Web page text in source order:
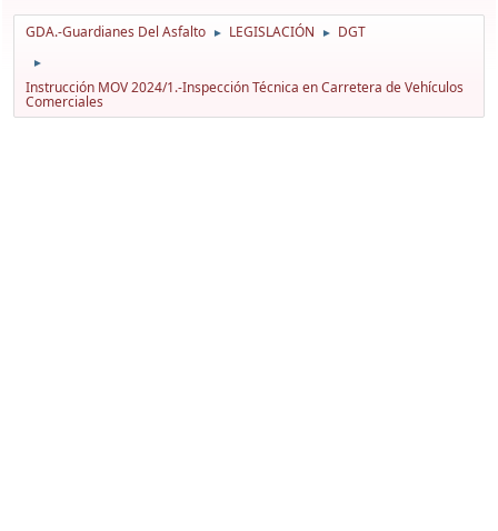
GDA.-Guardianes Del Asfalto ► LEGISLACIÓN ► DGT
►
Instrucción MOV 2024/1.-Inspección Técnica en Carretera de Vehículos
Comerciales